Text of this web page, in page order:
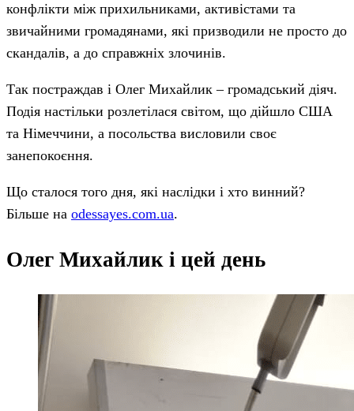
конфлікти між прихильниками, активістами та
звичайними громадянами, які призводили не просто до
скандалів, а до справжніх злочинів.
Так постраждав і Олег Михайлик – громадський діяч.
Подія настільки розлетілася світом, що дійшло США
та Німеччини, а посольства висловили своє
занепокоєння.
Що сталося того дня, які наслідки і хто винний?
Більше на odessayes.com.ua.
Олег Михайлик і цей день